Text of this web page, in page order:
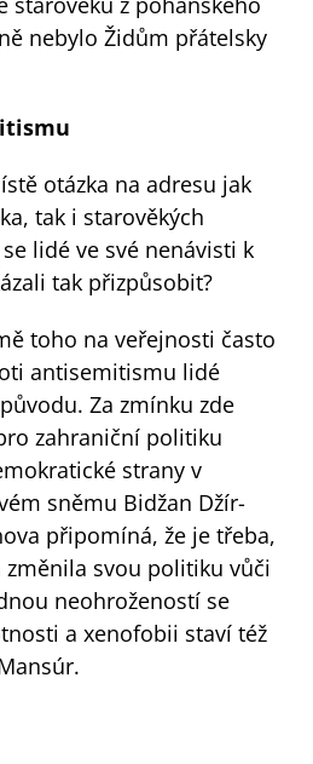
nebylo Židům přátelsky
otázka na adresu jak
tak i starověkých
lidé ve své nenávisti k
tak přizpůsobit?
toho na veřejnosti často
antisemitismu lidé
Za zmínku zde
zahraniční politiku
strany v
sněmu Bidžan Džír-
připomíná, že je třeba,
svou politiku vůči
neohrožeností se
a xenofobii staví též